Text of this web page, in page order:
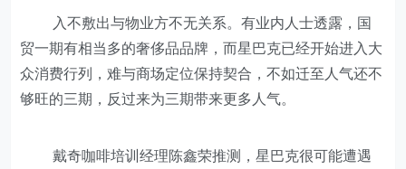
入不敷出与物业方不无关系。有业内人士透露，国
贸一期有相当多的奢侈品品牌，而星巴克已经开始进入大
众消费行列，难与商场定位保持契合，不如迁至人气还不
够旺的三期，反过来为三期带来更多人气。
戴奇咖啡培训经理陈鑫荣推测，星巴克很可能遭遇